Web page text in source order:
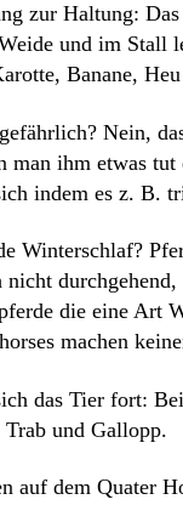
zur Haltung:
und im Stall
Banane,
Nein,
man ihm etwas tut
indem es z. B.
Winterschlaf?
die eine Art
machen
das Tier fort:
und Gallopp.
auf dem Quater